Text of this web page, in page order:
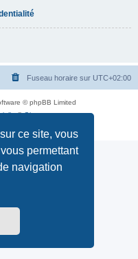
ce site, vous
permettant
navigation
Fuseau horaire sur UTC+02:00
© phpBB Limited
©Qiaeru